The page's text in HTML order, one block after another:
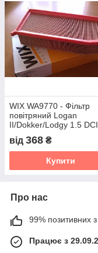
WIX WA9770 - Фільтр
повітряний Logan
II/Dokker/Lodgy 1.5 DCI
від 368 ₴
Купити
Про нас
99% позитивних з
Працює з